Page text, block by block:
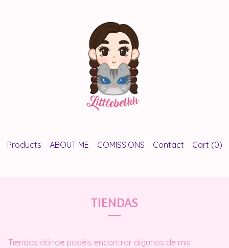
Products ABOUT ME COMISSIONS Contact Cart (0)
TIENDAS
Tiendas dónde podéis encontrar algunos de mis